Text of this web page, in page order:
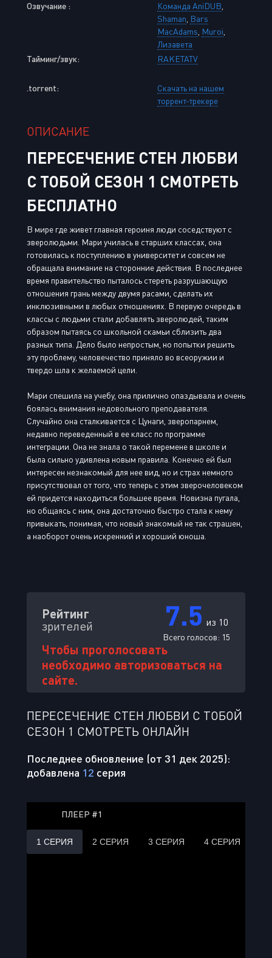
Озвучание : Команда AniDUB
Shaman Bars
MacAdams Muroi
Лизавета
Тайминг/звук:
RAKETATV
.torrent:
Скачать на нашем
торрент-трекере
ОПИСАНИЕ
ПЕРЕСЕЧЕНИЕ СТЕН ЛЮБВИ
С ТОБОЙ СЕЗОН 1 СМОТРЕТЬ
БЕСПЛАТНО
В мире где живет главная героиня люди соседствуют с
зверолюдьми. Мари училась в старших классах, она
готовилась к поступлению в университет и совсем не
обращала внимание на сторонние действия. В последнее
время правительство пыталось стереть разрушающую
отношения грань между двумя расами, сделать их
инклюзивными в любых отношениях. В первую очередь в
классы с людьми стали добавлять зверолюдей, таким
образом пытаясь со школьной скамьи сблизить два
разных типа. Дело было непростым, но попытки решить
эту проблему, человечество приняло во всеоружии и
твердо шла к желаемой цели.
Мари спешила на учебу, она прилично опаздывала и очень
боялась внимания недовольного преподавателя.
Случайно она сталкивается с Цунаги, зверопарнем,
недавно переведенный в ее класс по программе
интеграции. Она не знала о такой перемене в школе и
была сильно удивлена новым правила. Конечно ей был
интересен незнакомый для нее вид, но и страх немного
присутствовал от того, что теперь с этим зверочеловеком
ей придется находиться большее время. Новизна пугала,
но общаясь с ним, она достаточно быстро стала к нему
привыкать, понимая, что новый знакомый не так страшен,
а наоборот очень искренний и хороший юноша.
Рейтинг
зрителей 7.5 из 10
Всего голосов: 15
Чтобы проголосовать
необходимо авторизоваться на
сайте.
ПЕРЕСЕЧЕНИЕ СТЕН ЛЮБВИ С ТОБОЙ
СЕЗОН 1 СМОТРЕТЬ ОНЛАЙН
Последнее обновление (от 31 дек 2025):
добавлена 12 серия
ПЛЕЕР #1